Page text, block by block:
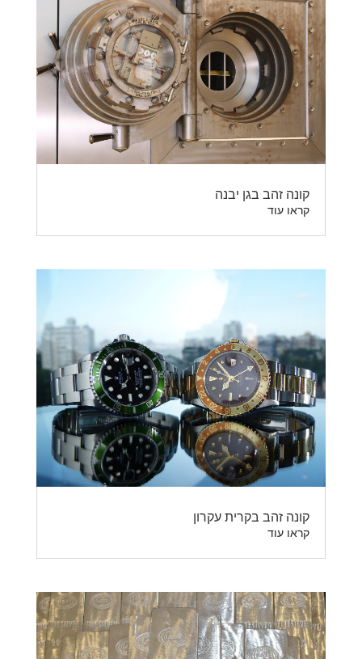
קונה זהב בגן יבנה
קראו עוד
קונה זהב בקרית עקרון
קראו עוד